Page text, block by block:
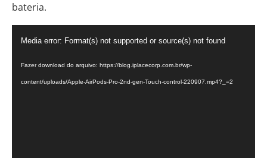
bateria.
vídeo
Media error: Format(s) not supported or source(s) not found
Fazer download do arquivo: https://blog.iplacecorp.com.br/wp-
content/uploads/Apple-AirPods-Pro-2nd-gen-Touch-control-220907.mp4?_=2